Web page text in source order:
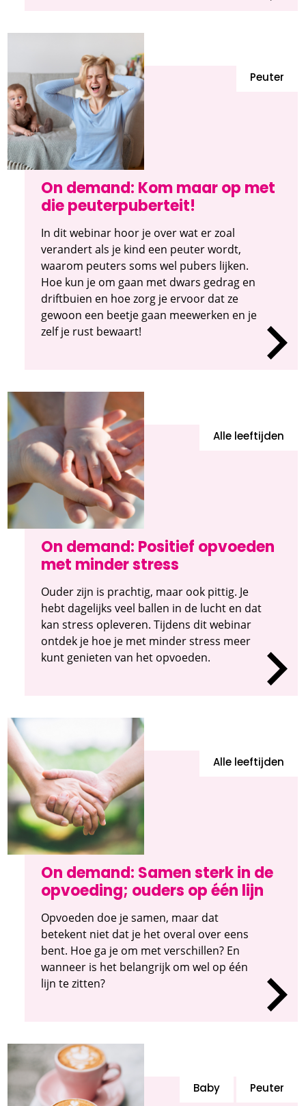
On demand: Kom maar op met
die peuterpuberteit!
Peuter
In dit webinar hoor je over wat er zoal
verandert als je kind een peuter wordt,
waarom peuters soms wel pubers lijken.
Hoe kun je om gaan met dwars gedrag en
driftbuien en hoe zorg je ervoor dat ze
gewoon een beetje gaan meewerken en je
zelf je rust bewaart!
On demand: Positief opvoeden
met minder stress
Alle leeftijden
Ouder zijn is prachtig, maar ook pittig. Je
hebt dagelijks veel ballen in de lucht en dat
kan stress opleveren. Tijdens dit webinar
ontdek je hoe je met minder stress meer
kunt genieten van het opvoeden.
On demand: Samen sterk in de
opvoeding; ouders op één lijn
Alle leeftijden
Opvoeden doe je samen, maar dat
betekent niet dat je het overal over eens
bent. Hoe ga je om met verschillen? En
wanneer is het belangrijk om wel op één
lijn te zitten?
Baby Peuter